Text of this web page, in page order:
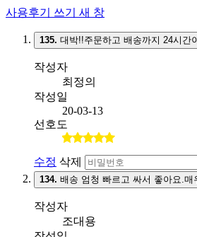
사용후기 쓰기 새 창
135. 대박!!주문하고 배송까지 24시간
작성자
최정의
작성일
20-03-13
선호도
수정 삭제
134. 배송 엄청 빠르고 싸서 좋아요.매
작성자
조대용